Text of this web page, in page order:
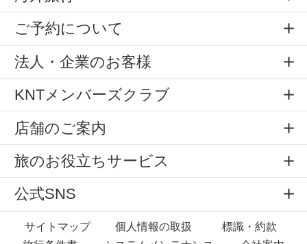
ご予約について
法人・企業のお客様
KNTメンバーズクラブ
店舗のご案内
旅のお役立ちサービス
公式SNS
サイトマップ 個人情報の取扱
標識・約款